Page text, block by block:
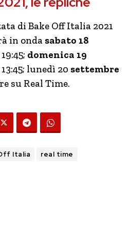
di Bake Off Italia 2021
in onda sabato 18
domenica 19
lunedì 20 settembre
su Real Time.
Italia real time